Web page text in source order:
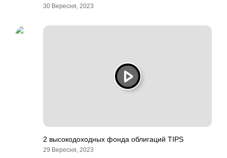
30 Вересня, 2023
2 высокодоходных фонда облигаций TIPS
29 Вересня, 2023